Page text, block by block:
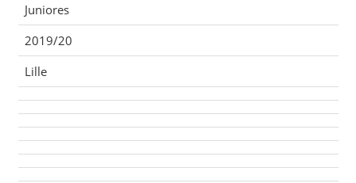
Juniores
2019/20
Lille